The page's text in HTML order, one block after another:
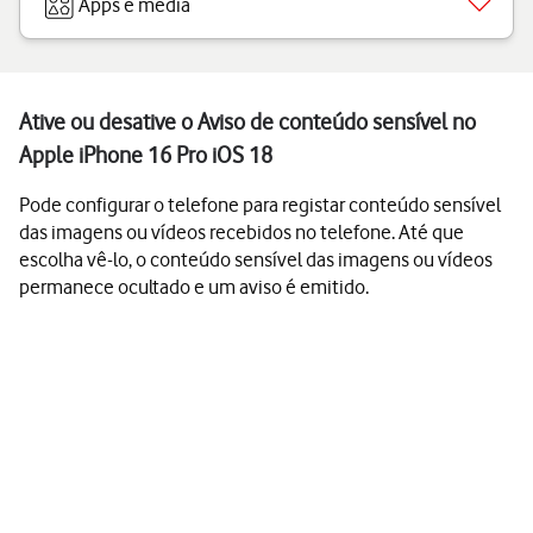
Apps e media
Ative ou desative o Aviso de conteúdo sensível no
Apple iPhone 16 Pro iOS 18
Pode configurar o telefone para registar conteúdo sensível
das imagens ou vídeos recebidos no telefone. Até que
escolha vê-lo, o conteúdo sensível das imagens ou vídeos
permanece ocultado e um aviso é emitido.